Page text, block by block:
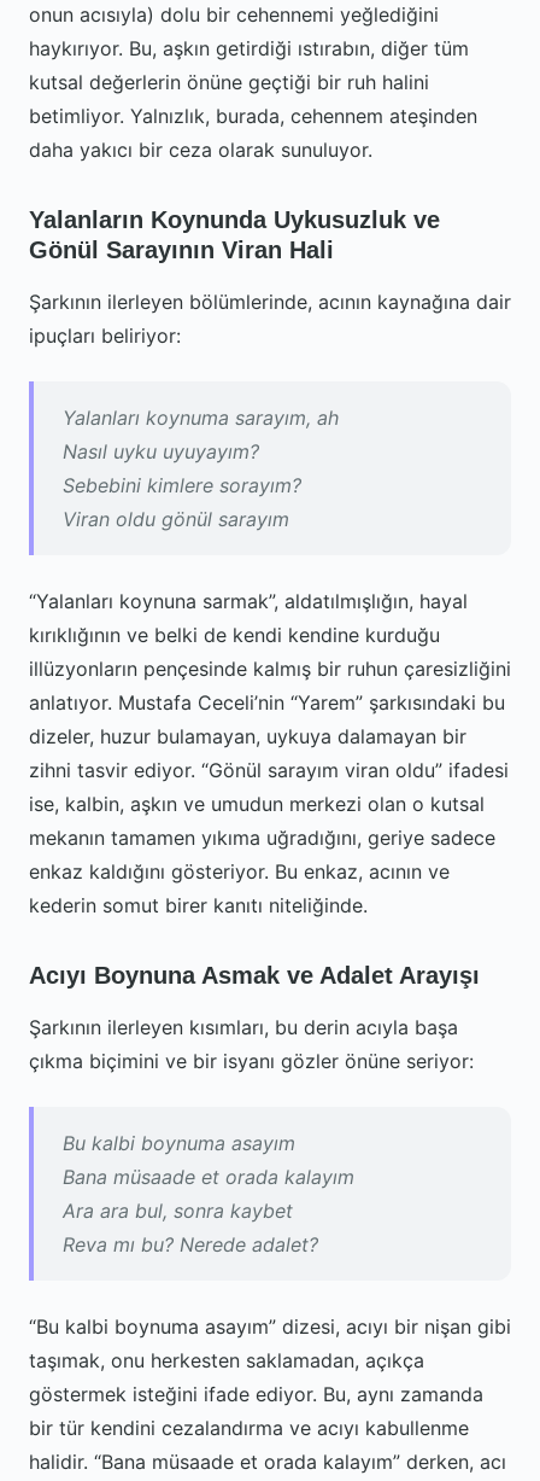
onun acısıyla) dolu bir cehennemi yeğlediğini
haykırıyor. Bu, aşkın getirdiği ıstırabın, diğer tüm
kutsal değerlerin önüne geçtiği bir ruh halini
betimliyor. Yalnızlık, burada, cehennem ateşinden
daha yakıcı bir ceza olarak sunuluyor.
Yalanların Koynunda Uykusuzluk ve
Gönül Sarayının Viran Hali
Şarkının ilerleyen bölümlerinde, acının kaynağına dair
ipuçları beliriyor:
Yalanları koynuma sarayım, ah
Nasıl uyku uyuyayım?
Sebebini kimlere sorayım?
Viran oldu gönül sarayım
“Yalanları koynuna sarmak”, aldatılmışlığın, hayal
kırıklığının ve belki de kendi kendine kurduğu
illüzyonların pençesinde kalmış bir ruhun çaresizliğini
anlatıyor. Mustafa Ceceli’nin “Yarem” şarkısındaki bu
dizeler, huzur bulamayan, uykuya dalamayan bir
zihni tasvir ediyor. “Gönül sarayım viran oldu” ifadesi
ise, kalbin, aşkın ve umudun merkezi olan o kutsal
mekanın tamamen yıkıma uğradığını, geriye sadece
enkaz kaldığını gösteriyor. Bu enkaz, acının ve
kederin somut birer kanıtı niteliğinde.
Acıyı Boynuna Asmak ve Adalet Arayışı
Şarkının ilerleyen kısımları, bu derin acıyla başa
çıkma biçimini ve bir isyanı gözler önüne seriyor:
Bu kalbi boynuma asayım
Bana müsaade et orada kalayım
Ara ara bul, sonra kaybet
Reva mı bu? Nerede adalet?
“Bu kalbi boynuma asayım” dizesi, acıyı bir nişan gibi
taşımak, onu herkesten saklamadan, açıkça
göstermek isteğini ifade ediyor. Bu, aynı zamanda
bir tür kendini cezalandırma ve acıyı kabullenme
halidir. “Bana müsaade et orada kalayım” derken, acı